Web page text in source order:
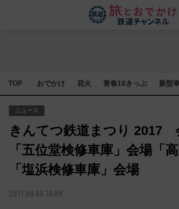
TOP おでかけ 花火 青春18きっぷ 新型
ニュース
きんてつ鉄道まつり 2017
「五位堂検修車庫」会場「
「塩浜検修車庫」会場
2017.09.06 10:09